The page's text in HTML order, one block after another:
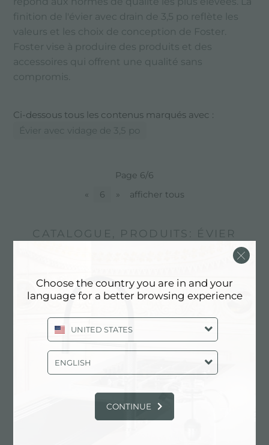
finition de l'évier avec drain de 3,5 po reflète les
valeurs et les choix de conception de Foster.
Foster vise à produire des produits et des
accessoires qui offrent une qualité sans
compromis.
Ci-dessous tous les contenus marqués avec :
Évier avec vidage de 3,5 po
Page 6/6
«
6 » afficher tous
CATALOGUE, PRODUITS: ÉVIER
Choose the country you are in and your
language for a better browsing experience
UNITED STATES
ENGLISH
CONTINUE